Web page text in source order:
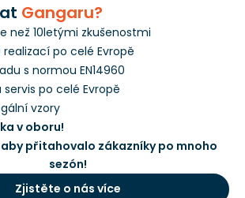
Gangaru?
než 10letými zkušenostmi
realizací po celé Evropě
s normou EN14960
po celé Evropě
vzory
v oboru!
přitahovalo zákazníky po mnoho
sezón!
Zjistěte o nás více